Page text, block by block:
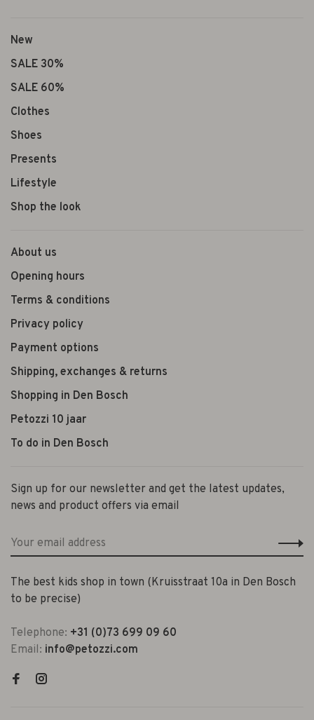
New
SALE 30%
SALE 60%
Clothes
Shoes
Presents
Lifestyle
Shop the look
About us
Opening hours
Terms & conditions
Privacy policy
Payment options
Shipping, exchanges & returns
Shopping in Den Bosch
Petozzi 10 jaar
To do in Den Bosch
Sign up for our newsletter and get the latest updates,
news and product offers via email
The best kids shop in town (Kruisstraat 10a in Den Bosch
to be precise)
Telephone: +31 (0)73 699 09 60
Email: info@petozzi.com